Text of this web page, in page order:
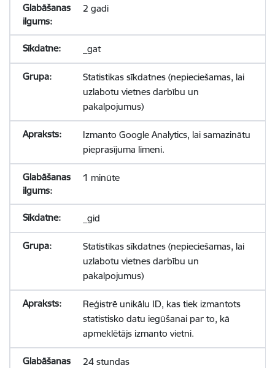
2 gadi
_gat
Statistikas sīkdatnes (nepieciešamas, lai
uzlabotu vietnes darbību un
pakalpojumus)
Izmanto Google Analytics, lai samazinātu
pieprasījuma līmeni.
1 minūte
_gid
Statistikas sīkdatnes (nepieciešamas, lai
uzlabotu vietnes darbību un
pakalpojumus)
Reģistrē unikālu ID, kas tiek izmantots
statistisko datu iegūšanai par to, kā
apmeklētājs izmanto vietni.
24 stundas